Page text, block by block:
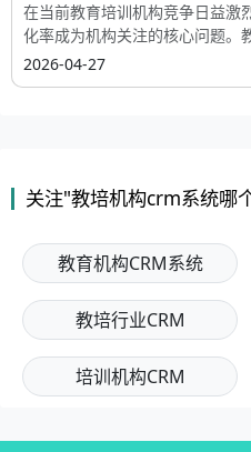
在当前教育培训机构竞争日益激
化率成为机构关注的核心问题。
2026-04-27
关注"教培机构crm系统哪
教育机构CRM系统
教培行业CRM
培训机构CRM